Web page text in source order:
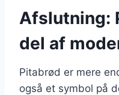
Afslutning:
del af
Pitabrød er mere
også et symbol på